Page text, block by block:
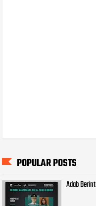
POPULAR POSTS
Adab